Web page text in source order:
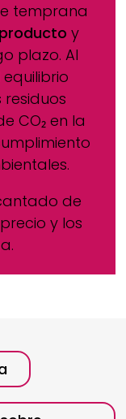
temprana
y
plazo. Al
CO₂ en la
de
y los